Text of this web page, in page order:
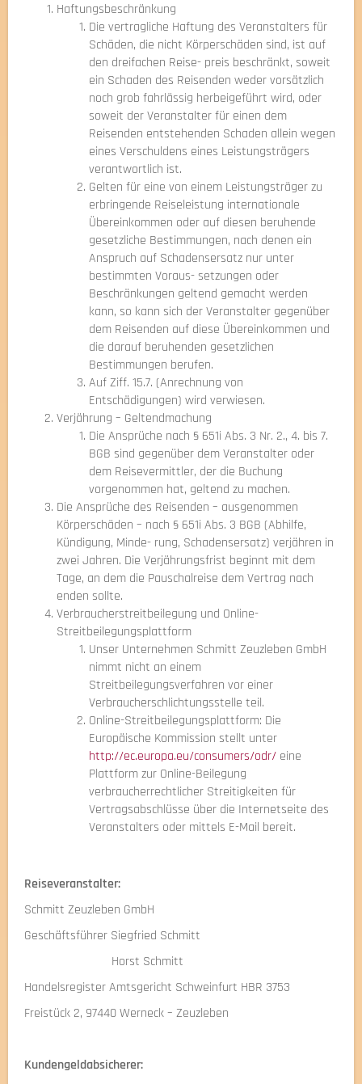
Haftungsbeschränkung
Die vertragliche Haftung des Veranstalters für
Schäden, die nicht Körperschäden sind, ist auf
den dreifachen Reise- preis beschränkt, soweit
ein Schaden des Reisenden weder vorsätzlich
noch grob fahrlässig herbeigeführt wird, oder
soweit der Veranstalter für einen dem
Reisenden entstehenden Schaden allein wegen
eines Verschuldens eines Leistungsträgers
verantwortlich ist.
Gelten für eine von einem Leistungsträger zu
erbringende Reiseleistung internationale
Übereinkommen oder auf diesen beruhende
gesetzliche Bestimmungen, nach denen ein
Anspruch auf Schadensersatz nur unter
bestimmten Voraus- setzungen oder
Beschränkungen geltend gemacht werden
kann, so kann sich der Veranstalter gegenüber
dem Reisenden auf diese Übereinkommen und
die darauf beruhenden gesetzlichen
Bestimmungen berufen.
Auf Ziff. 15.7. (Anrechnung von
Entschädigungen) wird verwiesen.
Verjährung – Geltendmachung
Die Ansprüche nach § 651i Abs. 3 Nr. 2., 4. bis 7.
BGB sind gegenüber dem Veranstalter oder
dem Reisevermittler, der die Buchung
vorgenommen hat, geltend zu machen.
Die Ansprüche des Reisenden – ausgenommen
Körperschäden – nach § 651i Abs. 3 BGB (Abhilfe,
Kündigung, Minde- rung, Schadensersatz) verjähren in
zwei Jahren. Die Verjährungsfrist beginnt mit dem
Tage, an dem die Pauschalreise dem Vertrag nach
enden sollte.
Verbraucherstreitbeilegung und Online-
Streitbeilegungsplattform
Unser Unternehmen Schmitt Zeuzleben GmbH
nimmt nicht an einem
Streitbeilegungsverfahren vor einer
Verbraucherschlichtungsstelle teil.
Online-Streitbeilegungsplattform: Die
Europäische Kommission stellt unter
http://ec.europa.eu/consumers/odr/ eine
Plattform zur Online-Beilegung
verbraucherrechtlicher Streitigkeiten für
Vertragsabschlüsse über die Internetseite des
Veranstalters oder mittels E-Mail bereit.
Reiseveranstalter:
Schmitt Zeuzleben GmbH
Geschäftsführer Siegfried Schmitt
Horst Schmitt
Handelsregister Amtsgericht Schweinfurt HBR 3753
Freistück 2, 97440 Werneck – Zeuzleben
Kundengeldabsicherer: